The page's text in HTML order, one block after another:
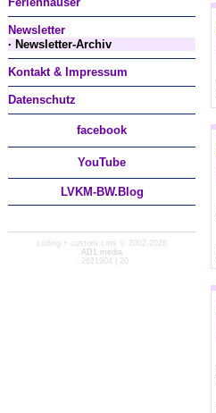
Newsletter
· Newsletter-Archiv
Kontakt & Impressum
Datenschutz
facebook
YouTube
LVKM-BW.Blog
coding + custom cms © 2002-2026
AD1 media
· 2621904 | 20